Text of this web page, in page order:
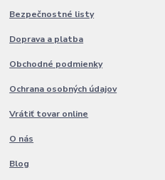
Bezpečnostné listy
Doprava a platba
Obchodné podmienky
Ochrana osobných údajov
Vrátiť tovar online
O nás
Blog